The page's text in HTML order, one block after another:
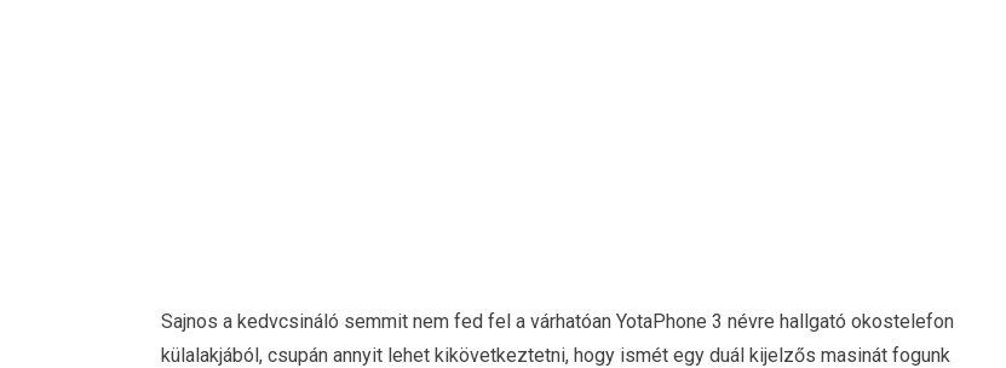
Sajnos a kedvcsináló semmit nem fed fel a várhatóan YotaPhone 3 névre hallgató okostelefon
külalakjából, csupán annyit lehet kikövetkeztetni, hogy ismét egy duál kijelzős masinát fogunk